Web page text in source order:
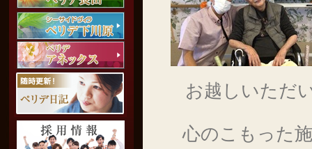
お越しいただ
心のこもった